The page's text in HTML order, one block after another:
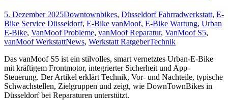
5. Dezember 2025Downtownbikes, Düsseldorf Fahrradwerkstatt, E-
Bike Service Düsseldorf, E-Bike vanMoof, E-Bike Wartung, Urban
E-Bike, VanMoof Probleme, vanMoof Reparatur, VanMoof S5,
vanMoof WerkstattNews, Werkstatt RatgeberTechnik
Das vanMoof S5 ist ein stilvolles, smart vernetztes Urban-E-Bike
mit kräftigem Frontmotor, integrierter Sicherheit und App-
Steuerung. Der Artikel erklärt Technik, Vor- und Nachteile, typische
Schwachstellen, Zielgruppen und zeigt, wie DownTownBikes in
Düsseldorf bei Reparaturen unterstützt.